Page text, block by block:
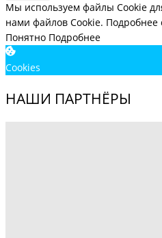
Мы используем файлы Cookie
нами файлов Cookie. Подробнее
Понятно Подробнее
Cookies
НАШИ ПАРТНЁРЫ